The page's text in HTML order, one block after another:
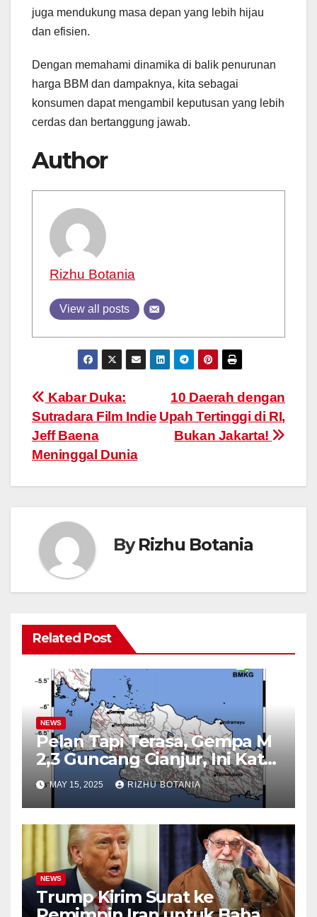
juga mendukung masa depan yang lebih hijau
dan efisien.
Dengan memahami dinamika di balik penurunan
harga BBM dan dampaknya, kita sebagai
konsumen dapat mengambil keputusan yang lebih
cerdas dan bertanggung jawab.
Author
Rizhu Botania
View all posts
Post
navigation
10 Daerah dengan
Upah Tertinggi di RI,
Bukan Jakarta!
Kabar Duka:
Sutradara Film Indie
Jeff Baena
Meninggal Dunia
ByRizhu Botania
Related Post
NEWS
Pelan Tapi Terasa, Gempa M
2,3 Guncang Cianjur, Ini Kata
BMKG
MAY 15, 2025 RIZHU BOTANIA
NEWS
Trump Kirim Surat ke